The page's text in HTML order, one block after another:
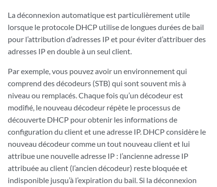
La déconnexion automatique est particulièrement utile
lorsque le protocole DHCP utilise de longues durées de bail
pour l’attribution d’adresses IP et pour éviter d’attribuer des
adresses IP en double à un seul client.
Par exemple, vous pouvez avoir un environnement qui
comprend des décodeurs (STB) qui sont souvent mis à
niveau ou remplacés. Chaque fois qu’un décodeur est
modifié, le nouveau décodeur répète le processus de
découverte DHCP pour obtenir les informations de
configuration du client et une adresse IP. DHCP considère le
nouveau décodeur comme un tout nouveau client et lui
attribue une nouvelle adresse IP : l’ancienne adresse IP
attribuée au client (l’ancien décodeur) reste bloquée et
indisponible jusqu’à l’expiration du bail. Si la déconnexion